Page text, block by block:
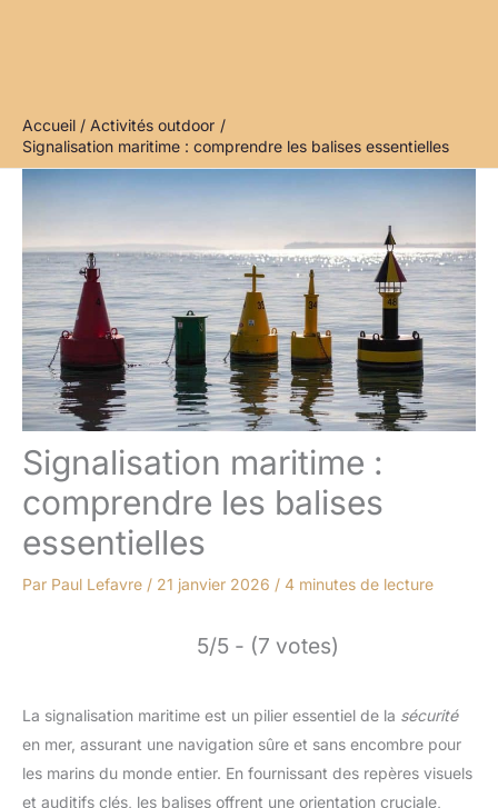
Accueil
Activités outdoor
Signalisation maritime : comprendre les balises essentielles
Signalisation maritime :
comprendre les balises
essentielles
Par Paul Lefavre / 21 janvier 2026 / 4 minutes de lecture
5/5 - (7 votes)
La signalisation maritime est un pilier essentiel de la sécurité
en mer, assurant une navigation sûre et sans encombre pour
les marins du monde entier. En fournissant des repères visuels
et auditifs clés, les balises offrent une orientation cruciale,